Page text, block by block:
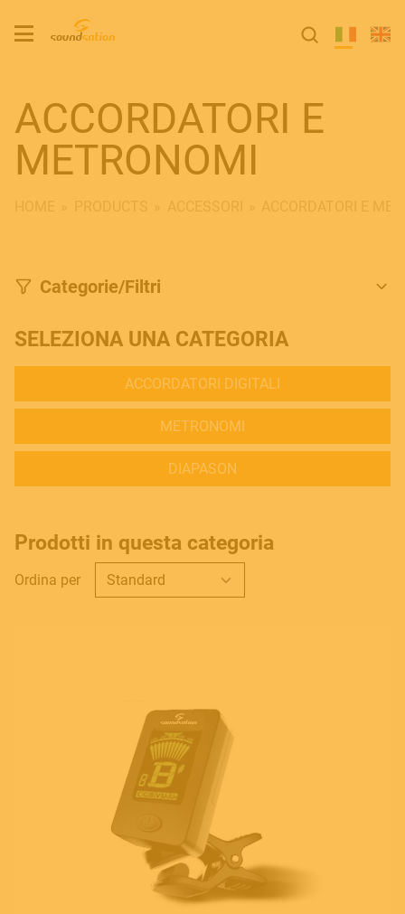
ACCORDATORI E
METRONOMI
Categorie/Filtri
SELEZIONA UNA CATEGORIA
ACCORDATORI DIGITALI
METRONOMI
DIAPASON
Prodotti in questa categoria
Ordina per